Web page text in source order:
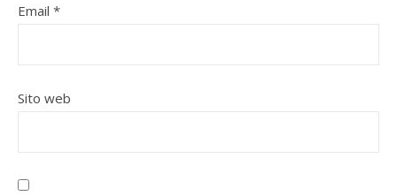
Email *
Sito web